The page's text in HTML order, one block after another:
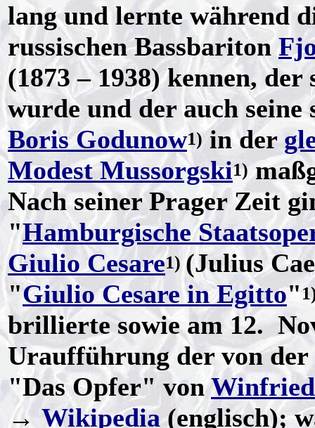
lang und lernte während
russischen Bassbariton
(1873 – 1938) kennen,
wurde und der auch seine
Boris Godunow1)in der
Modest Mussorgski1)
Nach seiner Prager Zeit
"Hamburgische
Giulio Cesare1) (Julius
"Giulio Cesare in Egitto"
brillierte sowie am 12.
Uraufführung der von der
"Das Opfer" von
→ Wikipedia(englisch);